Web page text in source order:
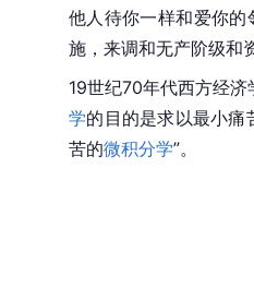
他人待你一样和爱你
施，来调和无产阶级和
19世纪70年代西方经济
学的目的是求以最小痛
苦的微积分学”。